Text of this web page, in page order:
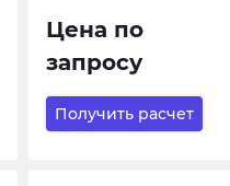
Цена по
запросу
Получить расчет